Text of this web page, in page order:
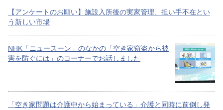
【アンケートのお願い】施設入所後の実家管理、担い手不在とい
う新しい市場
NHK「ニュースーン」のなかの「空き家窃盗から被
害を防ぐには」のコーナーでお話しました
「空き家問題は介護中から始まっている」介護と同時に前倒し発